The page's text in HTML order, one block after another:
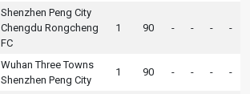
Shenzhen Peng City
Chengdu Rongcheng
FC
1 90 - - - -
Wuhan Three Towns
Shenzhen Peng City
1 90 - - - -